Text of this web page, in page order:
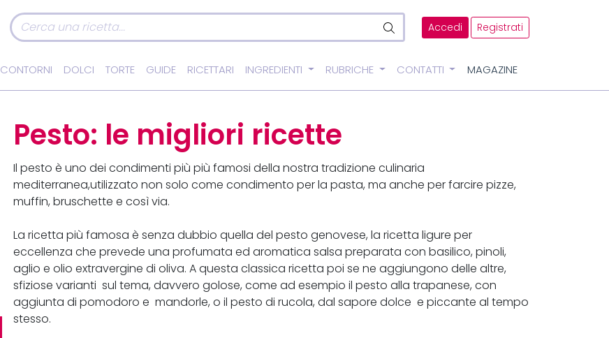
Accedi Registrati
CONTORNI DOLCI TORTE GUIDE RICETTARI INGREDIENTI RUBRICHE CONTATTI MAGAZINE
Pesto: le migliori ricette
Il pesto è uno dei condimenti più più famosi della nostra tradizione culinaria
mediterranea,utilizzato non solo come condimento per la pasta, ma anche per farcire pizze,
muffin, bruschette e così via.
La ricetta più famosa è senza dubbio quella del pesto genovese, la ricetta ligure per
eccellenza che prevede una profumata ed aromatica salsa preparata con basilico, pinoli,
aglio e olio extravergine di oliva. A questa classica ricetta poi se ne aggiungono delle altre,
sfiziose varianti sul tema, davvero golose, come ad esempio il pesto alla trapanese, con
aggiunta di pomodoro e mandorle, o il pesto di rucola, dal sapore dolce e piccante al tempo
stesso.